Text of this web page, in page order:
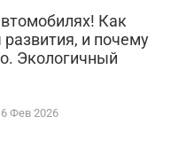
Как
и почему
Экологичный
Фев 2026